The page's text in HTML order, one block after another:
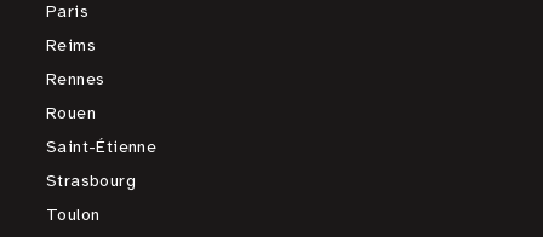
Paris
Reims
Rennes
Rouen
Saint-Étienne
Strasbourg
Toulon